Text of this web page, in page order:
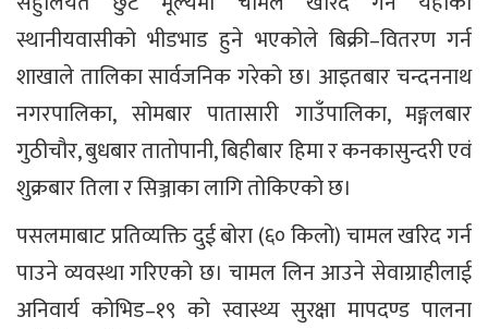
स्थानीयवासीको भीडभाड हुने भएकोले बिक्री–वितरण गर्न
शाखाले तालिका सार्वजनिक गरेको छ। आइतबार चन्दननाथ
नगरपालिका, सोमबार पातासारी गाउँपालिका, मङ्गलबार
गुठीचौर, बुधबार तातोपानी, बिहीबार हिमा र कनकासुन्दरी एवं
शुक्रबार तिला र सिञ्जाका लागि तोकिएको छ।
पसलमाबाट प्रतिव्यक्ति दुई बोरा (६० किलो) चामल खरिद गर्न
पाउने व्यवस्था गरिएको छ। चामल लिन आउने सेवाग्राहीलाई
अनिवार्य कोभिड–१९ को स्वास्थ्य सुरक्षा मापदण्ड पालना